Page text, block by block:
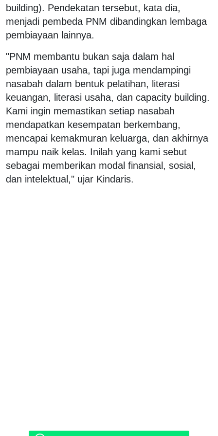
building). Pendekatan tersebut, kata dia,
menjadi pembeda PNM dibandingkan lembaga
pembiayaan lainnya.
"PNM membantu bukan saja dalam hal
pembiayaan usaha, tapi juga mendampingi
nasabah dalam bentuk pelatihan, literasi
keuangan, literasi usaha, dan capacity building.
Kami ingin memastikan setiap nasabah
mendapatkan kesempatan berkembang,
mencapai kemakmuran keluarga, dan akhirnya
mampu naik kelas. Inilah yang kami sebut
sebagai memberikan modal finansial, sosial,
dan intelektual," ujar Kindaris.